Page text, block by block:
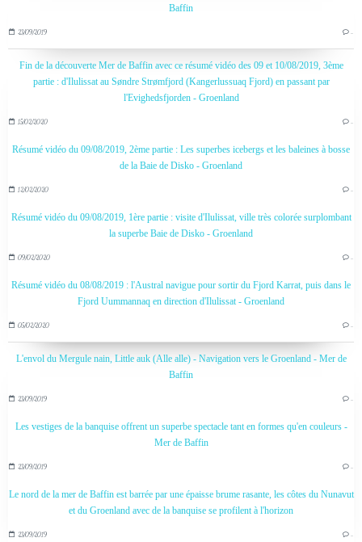
Baffin
23/09/2019 …
Fin de la découverte Mer de Baffin avec ce résumé vidéo des 09 et 10/08/2019, 3ème
partie : d'Ilulissat au Søndre Strømfjord (Kangerlussuaq Fjord) en passant par
l'Evighedsfjorden - Groenland
15/02/2020 …
Résumé vidéo du 09/08/2019, 2ème partie : Les superbes icebergs et les baleines à bosse
de la Baie de Disko - Groenland
12/02/2020 …
Résumé vidéo du 09/08/2019, 1ère partie : visite d'Ilulissat, ville très colorée surplombant
la superbe Baie de Disko - Groenland
09/02/2020 …
Résumé vidéo du 08/08/2019 : l'Austral navigue pour sortir du Fjord Karrat, puis dans le
Fjord Uummannaq en direction d'Ilulissat - Groenland
05/02/2020 …
L'envol du Mergule nain, Little auk (Alle alle) - Navigation vers le Groenland - Mer de
Baffin
23/09/2019 …
Les vestiges de la banquise offrent un superbe spectacle tant en formes qu'en couleurs -
Mer de Baffin
23/09/2019 …
Le nord de la mer de Baffin est barrée par une épaisse brume rasante, les côtes du Nunavut
et du Groenland avec de la banquise se profilent à l'horizon
23/09/2019 …